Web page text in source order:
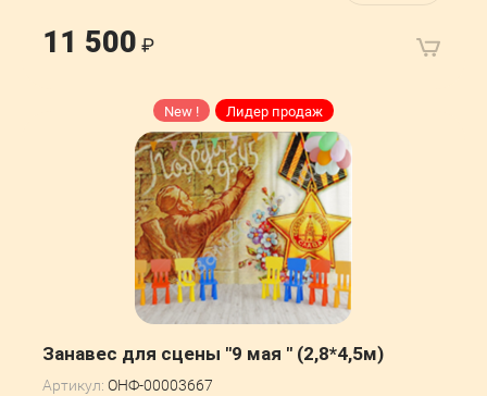
11 500
New ! Лидер продаж
Занавес для сцены "9 мая " (2,8*4,5м)
Артикул: ОНФ-00003667